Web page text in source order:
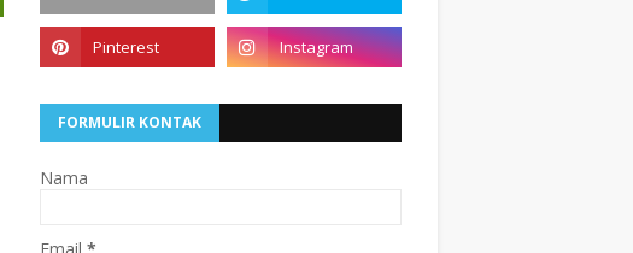
FORMULIR KONTAK
Nama